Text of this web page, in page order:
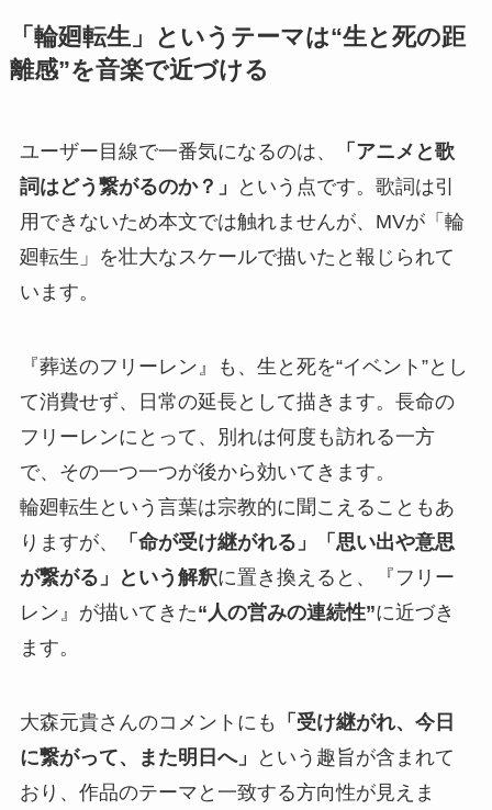
「輪廻転生」というテーマは“生と死の距
離感”を音楽で近づける
ユーザー目線で一番気になるのは、
「アニメと歌
詞はどう繋がるのか？」
という点です。歌詞は引
用できないため本文では触れませんが、MVが「輪
廻転生」を壮大なスケールで描いたと報じられて
います。
『葬送のフリーレン』も、生と死を“イベント”とし
て消費せず、日常の延長として描きます。長命の
フリーレンにとって、別れは何度も訪れる一方
で、その一つ一つが後から効いてきます。
輪廻転生という言葉は宗教的に聞こえることもあ
りますが、
「命が受け継がれる」「思い出や意思
が繋がる」という解釈に置き換えると、『フリー
レン』が描いてきた“人の営みの連続性”に近づき
ます。
大森元貴さんのコメントにも
「受け継がれ、今日
に繋がって、また明日へ」
という趣旨が含まれて
おり、作品のテーマと一致する方向性が見えま